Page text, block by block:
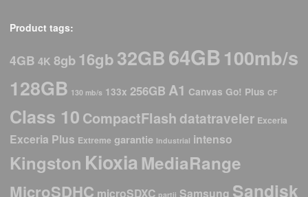
Product tags:
4GB 4K 8gb16gb32GB64GB100mb/s
128GB 130 mb/s 133x 256GB A1 Canvas Go! Plus CF
Class 10 CompactFlash datatraveler Exceria
Exceria Plus Extreme garantie Industrial intenso
Kingston Kioxia MediaRange
MicroSDHC microSDXC partij Samsung Sandisk